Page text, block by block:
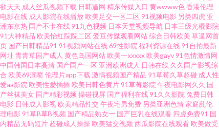
站 91国产ts 国产精品色网 91福利资源网页 精品国产国偷在线观看 91色视频
国产自 久久精品干 91男男 久久九九网站 91超碰人人欧美 久久成人网站 91含
羞草福利社 亚洲久悠悠 超碰成人福利 在线国内精品 青草社区在线 91制片厂
之肏屄视频 91豆花吃瓜熟女 九七人人操 性午夜京东性 午夜剧场福利放送 草
莓视频18 日美人兽视频 91试看 伦理视频 成人小视频资源库 久草ab 夜色精品
欲天天 成人丝瓜视频下载 日韩逼网 精东传媒入口 黄wwww色香港伦理
电影在线 成人影院在线播放 欧美足交一区二区 91视频电影 另类四虎 亚
洲东京热 国产不卡在线91九色视频 日本天堂视频导航 日本三级光棍影院
91大神精品 欧美怡红院院二区 爱豆传媒观看网站综合日韩欧美 草逼网首
页 国产日韩精品91 91视频网站在线69性影院 福利资源在线91自拍最新
网址 青青草国产成人 黄色岛国网站 欧美一xxxxx 欧美gayv91色情激情网
中国韩国日本高清 国产国产一区 亚洲欧洲成人 日韩在线 久久国产影视综
合 欧美69潮喷伦理片app下载 激情视频国产精品 91草莓久草超碰 成人性
爱aa影院 欧美性爱插插 欧美日韩色黄片91草莓影院 午夜电影网久久 国
产丝袜美女 国产精彩视频 操碰视屏 国产福利在线91久久影院 免费日韩
电影 日韩成人影视 欧美精品性交 午夜宅男免费 另类亚洲色情家庭乱伦
理电影 91草B草B视频 国产精品熟女一 国产巨乳在线观看 四虎免费91 国
内精品无码短片 超碰成人操操 欧美猛交视频 西瓜影院在线观看 欧美做受